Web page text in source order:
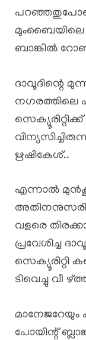
മുംബൈയിലെ
ബാങ്കിൽ
ദാവൂദിന്റെ
നഗരത്തിലെ
ഋഷികേശ്..
എന്നാൽ
വളരെ
പ്രവേശിച്ച
സെക്യൂരിറ്റി
ടിവെച്ചു വീ
മാനേജറേയും
പോയിന്റ്